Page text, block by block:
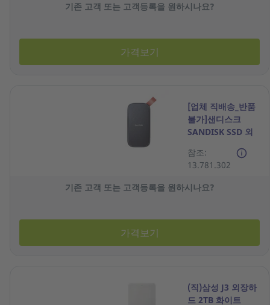
기존 고객 또는 고객등록을 원하시나요?
가격보기
[업체 직배송_반품
불가]샌디스크
SANDISK SSD 외
참조:
13.781.302
기존 고객 또는 고객등록을 원하시나요?
가격보기
(직)삼성 J3 외장하
드 2TB 화이트